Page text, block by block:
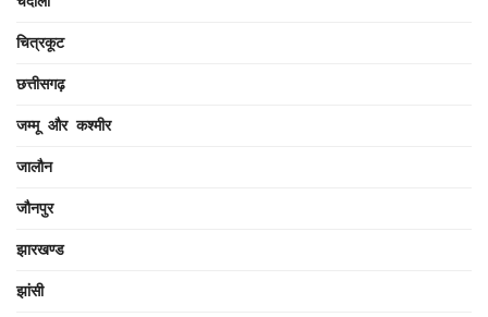
चित्रकूट
छत्तीसगढ़
जम्मू और कश्मीर
जालौन
जौनपुर
झारखण्ड
झांसी